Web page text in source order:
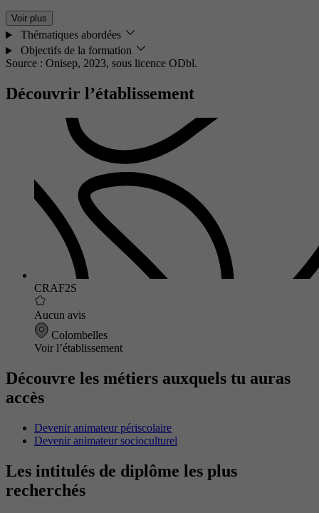
Voir plus
Thématiques abordées
Objectifs de la formation
Source : Onisep, 2023, sous licence ODbl.
Découvrir l’établissement
CRAF2S
Aucun avis
Colombelles
Voir l’établissement
Découvre les métiers auxquels tu auras
accès
Devenir animateur périscolaire
Devenir animateur socioculturel
Les intitulés de diplôme les plus
recherchés